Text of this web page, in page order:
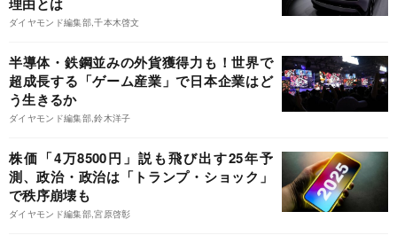
ダイヤモンド編集部,千本木啓文
半導体・鉄鋼並みの外貨獲得力も！世界で
超成長する「ゲーム産業」で日本企業はど
う生きるか
ダイヤモンド編集部,鈴木洋子
株価「4万8500円」説も飛び出す25年予
測、政治・政治は「トランプ・ショック」
で秩序崩壊も
ダイヤモンド編集部,宮原啓彰